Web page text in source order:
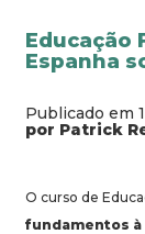
Educação
Espanha
Publicado em
por Patrick
O curso de
fundamentos à